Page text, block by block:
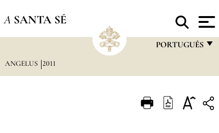
A SANTA SÉ
PORTUGUÊS
ITALIANO
ANGELUS 2011